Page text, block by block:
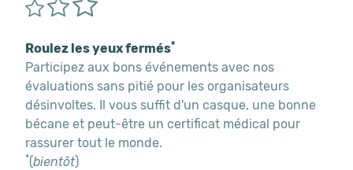
Roulez les yeux fermés*
Participez aux bons événements avec nos
évaluations sans pitié pour les organisateurs
désinvoltes. Il vous suffit d'un casque, une bonne
bécane et peut-être un certificat médical pour
rassurer tout le monde.
*(bientôt)